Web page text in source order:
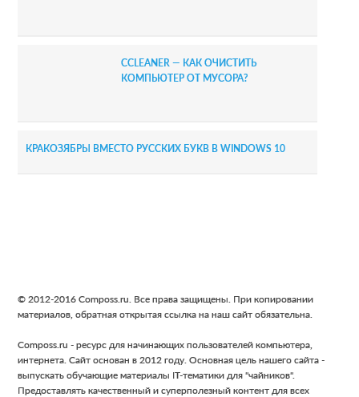
CCLEANER — КАК ОЧИСТИТЬ
КОМПЬЮТЕР ОТ МУСОРА?
КРАКОЗЯБРЫ ВМЕСТО РУССКИХ БУКВ В WINDOWS 10
Footer
© 2012-2016 Composs.ru. Все права защищены. При копировании
материалов, обратная открытая ссылка на наш сайт обязательна.
Composs.ru - ресурс для начинающих пользователей компьютера,
интернета. Сайт основан в 2012 году. Основная цель нашего сайта -
выпускать обучающие материалы IT-тематики для "чайников".
Предоставлять качественный и суперполезный контент для всех